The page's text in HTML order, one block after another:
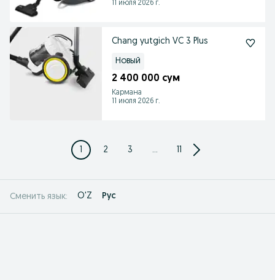
11 июля 2026 г.
Chang yutgich VC 3 Plus
Новый
2 400 000 сум
Кармана
11 июля 2026 г.
1 2 3 ... 11
Сменить язык: O'Z Рус